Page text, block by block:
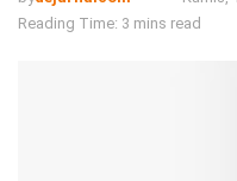
Reading Time: 3 mins read